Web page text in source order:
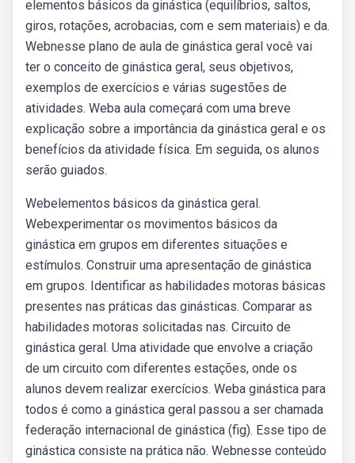
elementos básicos da ginástica (equilíbrios, saltos,
giros, rotações, acrobacias, com e sem materiais) e da.
Webnesse plano de aula de ginástica geral você vai
ter o conceito de ginástica geral, seus objetivos,
exemplos de exercícios e várias sugestões de
atividades. Weba aula começará com uma breve
explicação sobre a importância da ginástica geral e os
benefícios da atividade física. Em seguida, os alunos
serão guiados.
Webelementos básicos da ginástica geral.
Webexperimentar os movimentos básicos da
ginástica em grupos em diferentes situações e
estímulos. Construir uma apresentação de ginástica
em grupos. Identificar as habilidades motoras básicas
presentes nas práticas das ginásticas. Comparar as
habilidades motoras solicitadas nas. Circuito de
ginástica geral. Uma atividade que envolve a criação
de um circuito com diferentes estações, onde os
alunos devem realizar exercícios. Weba ginástica para
todos é como a ginástica geral passou a ser chamada
federação internacional de ginástica (fig). Esse tipo de
ginástica consiste na prática não. Webnesse conteúdo